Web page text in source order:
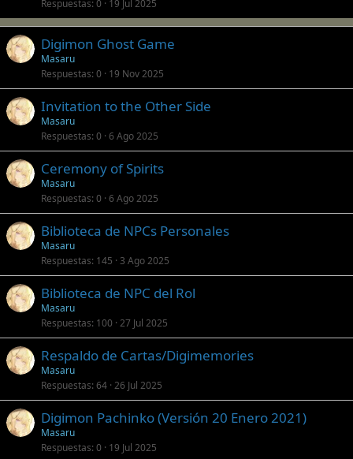
l
Respuestas 0 19 Jul 2025
Digimon Ghost Game
Masaru
Respuestas 0 19 Nov 2025
Invitation to the Other Side
Masaru
Respuestas 0 6 Ago 2025
Ceremony of Spirits
Masaru
Respuestas 0 6 Ago 2025
Biblioteca de NPCs Personales
Masaru
Respuestas 145 3 Ago 2025
Biblioteca de NPC del Rol
Masaru
Respuestas 100 27 Jul 2025
Respaldo de Cartas/Digimemories
Masaru
Respuestas 64 26 Jul 2025
Digimon Pachinko (Versión 20 Enero 2021)
Masaru
Respuestas 0 19 Jul 2025